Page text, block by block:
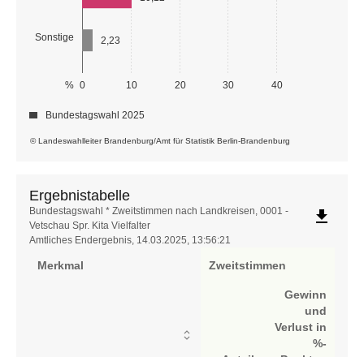
Sonstige
0 10 20 30 40
%
2,23
© Landeswahlleiter Brandenburg/Amt für Statistik Berlin-Brandenburg
Bundestagswahl 2025
Ergebnistabelle
Ergebnistabelle
Bundestagswahl * Zweitstimmen nach Landkreisen, 0001 -
Vetschau Spr. Kita Vielfalter
Amtliches Endergebnis, 14.03.2025, 13:56:21
file_download
Merkmal Zweitstimmen
Gewinn
und
Verlust in
%-